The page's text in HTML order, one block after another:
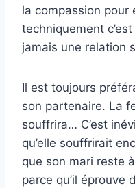
la compassion pour
techniquement
jamais une relation
Il est toujours
son partenaire. La
souffrira… C’est
qu’elle souffrirait
que son mari reste
parce qu’il éprouve